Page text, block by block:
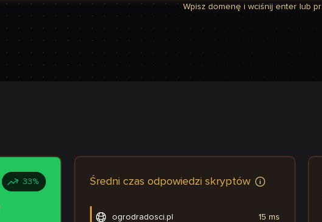
Wpisz domenę i wciśnij enter lub
33% Średni czas odpowiedzi skryptów
ogrodradosci.pl 15 ms